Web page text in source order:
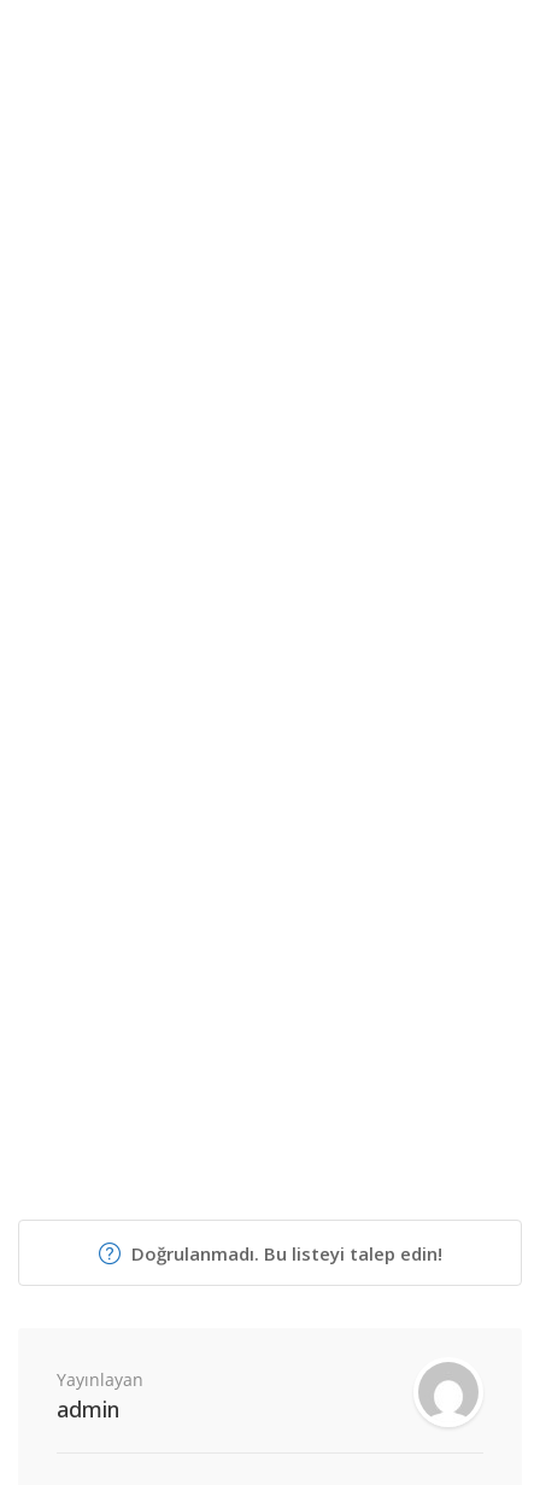
Doğrulanmadı. Bu listeyi talep edin!
Yayınlayan
admin